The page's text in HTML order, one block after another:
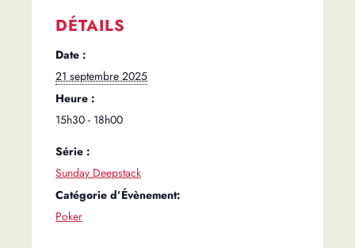
DÉTAILS
Date :
21 septembre 2025
Heure :
15h30 - 18h00
Série :
Sunday Deepstack
Catégorie d’Évènement:
Poker